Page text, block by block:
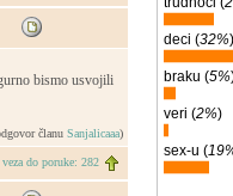
bismo usvojili
članu Sanjalicaaa)
do poruke: 282
deci (32%)
braku (5%
veri (2%)
sex-u (